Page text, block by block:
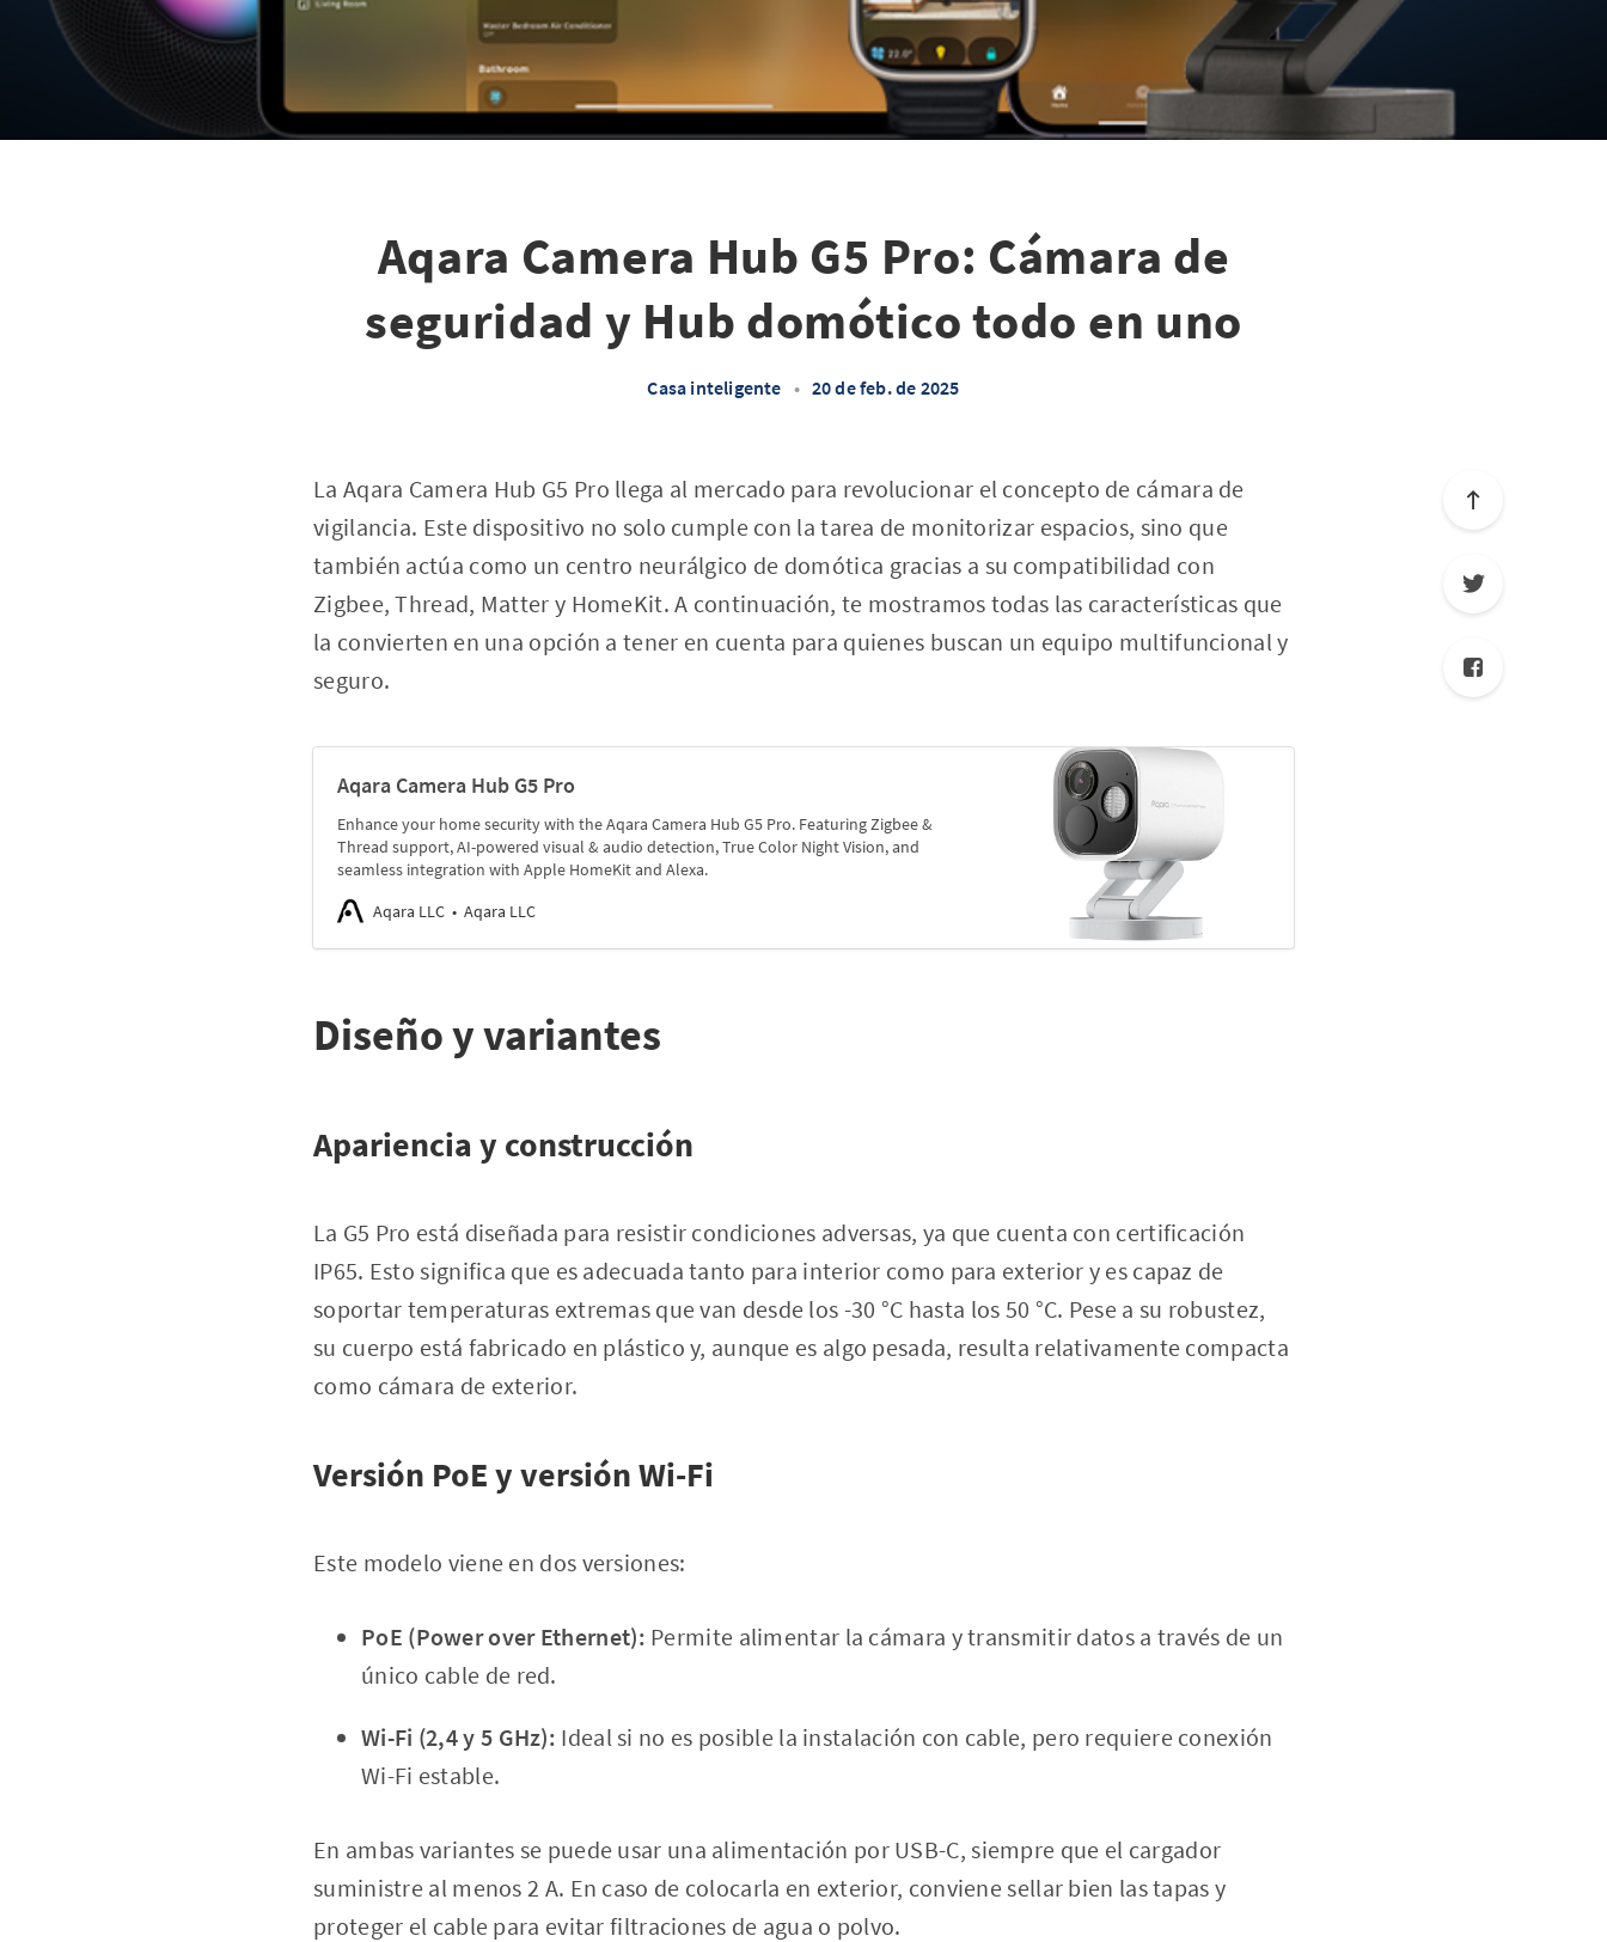
Aqara Camera Hub G5 Pro: Cámara de
seguridad y Hub domótico todo en uno
Casa inteligente • 20 de feb. de 2025
La Aqara Camera Hub G5 Pro llega al mercado para revolucionar el concepto de cámara de
vigilancia. Este dispositivo no solo cumple con la tarea de monitorizar espacios, sino que
también actúa como un centro neurálgico de domótica gracias a su compatibilidad con
Zigbee, Thread, Matter y HomeKit. A continuación, te mostramos todas las características que
la convierten en una opción a tener en cuenta para quienes buscan un equipo multifuncional y
seguro.
Aqara Camera Hub G5 Pro
Enhance your home security with the Aqara Camera Hub G5 Pro. Featuring Zigbee &
Thread support, AI-powered visual & audio detection, True Color Night Vision, and
seamless integration with Apple HomeKit and Alexa.
Aqara LLC
Aqara LLC
Diseño y variantes
Apariencia y construcción
La G5 Pro está diseñada para resistir condiciones adversas, ya que cuenta con certificación
IP65. Esto significa que es adecuada tanto para interior como para exterior y es capaz de
soportar temperaturas extremas que van desde los -30 °C hasta los 50 °C. Pese a su robustez,
su cuerpo está fabricado en plástico y, aunque es algo pesada, resulta relativamente compacta
como cámara de exterior.
Versión PoE y versión Wi-Fi
Este modelo viene en dos versiones:
PoE (Power over Ethernet): Permite alimentar la cámara y transmitir datos a través de un
único cable de red.
Wi-Fi (2,4 y 5 GHz): Ideal si no es posible la instalación con cable, pero requiere conexión
Wi-Fi estable.
En ambas variantes se puede usar una alimentación por USB-C, siempre que el cargador
suministre al menos 2 A. En caso de colocarla en exterior, conviene sellar bien las tapas y
proteger el cable para evitar filtraciones de agua o polvo.